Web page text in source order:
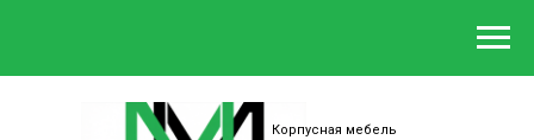
Корпусная мебель